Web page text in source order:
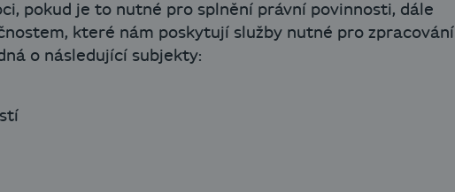
pokud je to nutné pro splnění právní povinnosti, dále
které nám poskytují služby nutné pro zpracování
o následující subjekty: